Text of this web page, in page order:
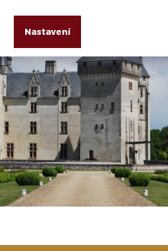
Nastavení